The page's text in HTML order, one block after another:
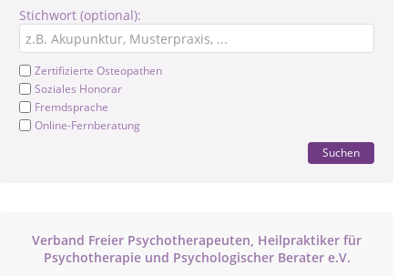
Stichwort (optional):
Zertifizierte Osteopathen
Soziales Honorar
Fremdsprache
Online-Fernberatung
Suchen
Verband Freier Psychotherapeuten, Heilpraktiker für
Psychotherapie und Psychologischer Berater e.V.